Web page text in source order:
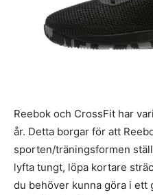
Reebok och CrossFit har
år. Detta borgar för att
sporten/träningsformen
lyfta tungt, löpa kortare
du behöver kunna göra i ett